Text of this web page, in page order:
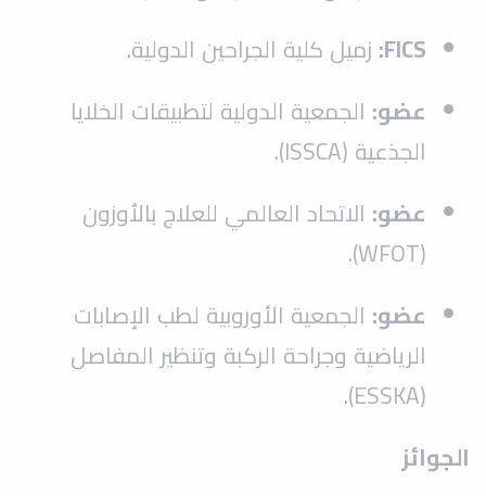
FICS: زميل كلية الجراحين الدولية.
عضو: الجمعية الدولية لتطبيقات الخلايا
الجذعية (ISSCA).
عضو: الاتحاد العالمي للعلاج بالأوزون
(WFOT).
عضو: الجمعية الأوروبية لطب الإصابات
الرياضية وجراحة الركبة وتنظير المفاصل
(ESSKA).
الجوائز